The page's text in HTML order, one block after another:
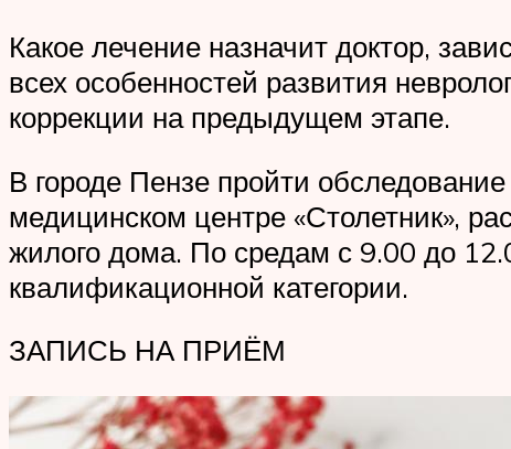
Какое лечение назначит доктор,
всех особенностей развития
коррекции на предыдущем этапе.
В городе Пензе пройти
медицинском центре «Столетник»,
жилого дома. По средам с 9.00 до
квалификационной категории.
ЗАПИСЬ НА ПРИЁМ